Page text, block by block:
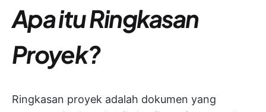
Apa itu Ringkasan
Proyek?
Ringkasan proyek adalah dokumen yang